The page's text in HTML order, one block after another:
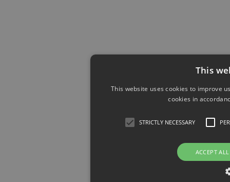
This
This website uses cookies to improve
cookies in
STRICTLY NECESSARY
ACCEPT ALL